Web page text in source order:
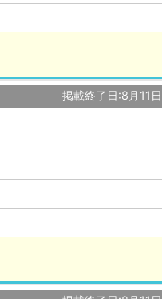
掲載終了日:8月11